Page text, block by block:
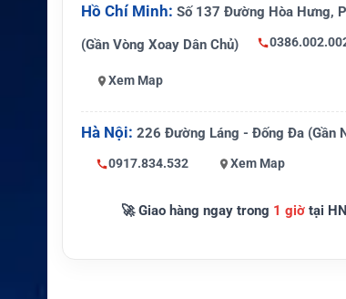
PMNN4504A
Hồ Chí Minh: Số 137 Đường Hòa Hưng,
(Gần Vòng Xoay Dân Chủ)
Xem Map
Hà Nội: 226 Đường Láng - Đống Đa (Gần
0917.834.532 Xem Map
🚀 Giao hàng ngay trong 1 giờtại